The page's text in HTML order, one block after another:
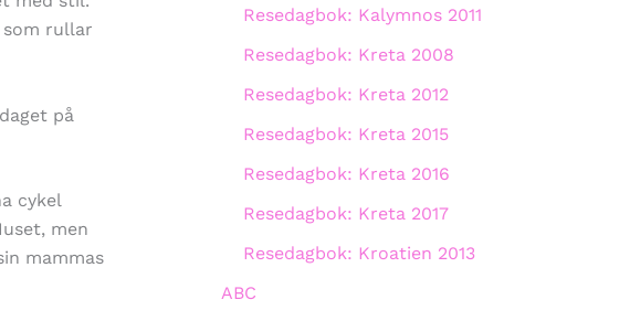
som rullar
på
cykel
men
mammas
Resedagbok: Kalymnos 2011
Resedagbok: Kreta 2008
Resedagbok: Kreta 2012
Resedagbok: Kreta 2015
Resedagbok: Kreta 2016
Resedagbok: Kreta 2017
Resedagbok: Kroatien 2013
ABC